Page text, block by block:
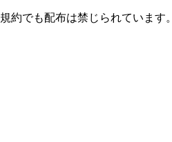
約でも配布は禁じられています。